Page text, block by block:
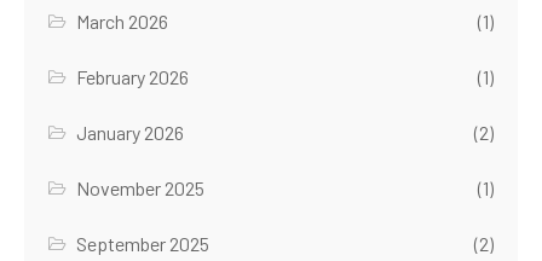
March 2026 (1)
February 2026 (1)
January 2026 (2)
November 2025 (1)
September 2025 (2)